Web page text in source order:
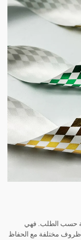
حسب الطلب. فهي
ظروف مختلفة مع الحفاظ